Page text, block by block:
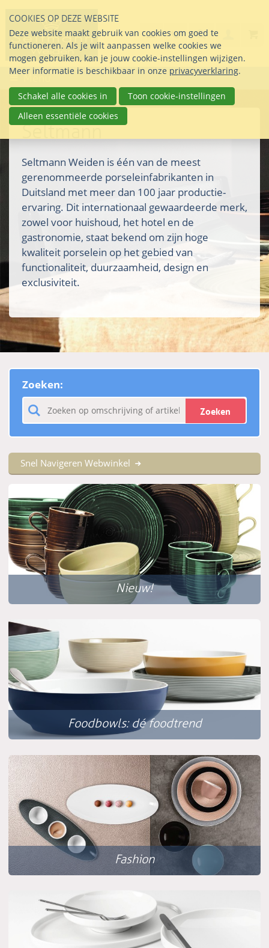
links
over
Direct
naar
inhoud
Direct
naar
het
info@seltmann-
Stel uw vraag
085 76 07 000
Search
Menu
Seltmann
Seltmann Weiden is één van de meest
gerenommeerde porseleinfabrikanten in
Duitsland met meer dan 100 jaar productie-
ervaring. Dit internationaal gewaardeerde merk,
zowel voor huishoud, het hotel en de
gastronomie, staat bekend om zijn hoge
kwaliteit porselein op het gebied van
functionaliteit, duurzaamheid, design en
exclusiviteit.
Zoeken:
Zoeken
Snel Navigeren Webwinkel
Nieuw!
Foodbowls: dé foodtrend
Fashion
COOKIES OP DEZE WEBSITE
Deze website maakt gebruik van cookies om goed te
functioneren. Als je wilt aanpassen welke cookies we
mogen gebruiken, kan je jouw cookie-instellingen wijzigen.
Meer informatie is beschikbaar in onze privacyverklaring.
Schakel alle cookies in
Toon cookie-instellingen
Alleen essentiële cookies